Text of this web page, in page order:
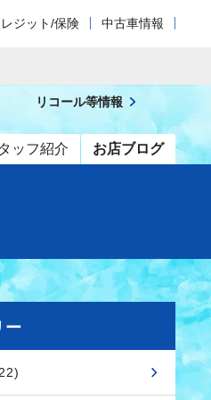
ジット/保険 中古車情報
ッフ紹介 お店ブログ
リコール等情報
ー